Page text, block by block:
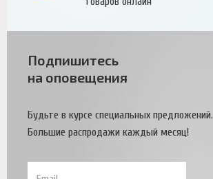
Подпишитесь
на оповещения
Будьте в курсе специальных предложений.
Большие распродажи каждый месяц!